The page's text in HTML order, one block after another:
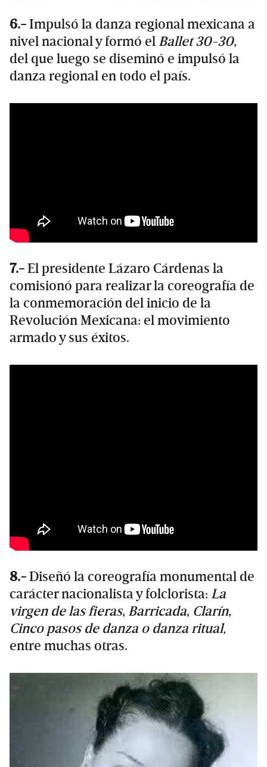
6.- Impulsó la danza regional mexicana a
nivel nacional y formó el Ballet 30-30,
del que luego se diseminó e impulsó la
danza regional en todo el país.
7.- El presidente Lázaro Cárdenas la
comisionó para realizar la coreografía de
la conmemoración del inicio de la
Revolución Mexicana: el movimiento
armado y sus éxitos.
8.- Diseñó la coreografía monumental de
carácter nacionalista y folclorista: La
virgen de las fieras, Barricada, Clarín,
Cinco pasos de danza o danza ritual,
entre muchas otras.